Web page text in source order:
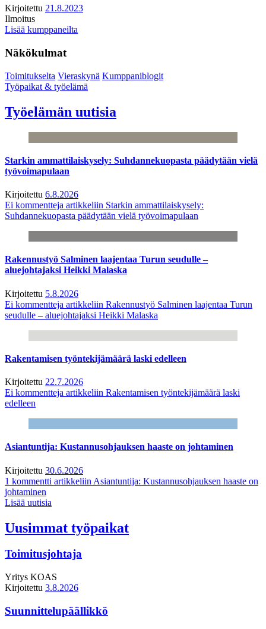
Kirjoitettu 21.8.2023
Ilmoitus
Lisää kumppaneilta
Näkökulmat
Toimitukselta Vieraskynä Kumppaniblogit
Työpaikat & työelämä
Työelämän uutisia
Starkin ammattilaiskysely: Suhdannekuopasta päädytään vielä
työvoimapulaan
Kirjoitettu 6.8.2026
Ei kommentteja artikkeliin Starkin ammattilaiskysely:
Suhdannekuopasta päädytään vielä työvoimapulaan
Rakennustyö Salminen laajentaa Turun seudulle –
aluejohtajaksi Heikki Malaska
Kirjoitettu 5.8.2026
Ei kommentteja artikkeliin Rakennustyö Salminen laajentaa Turun
seudulle – aluejohtajaksi Heikki Malaska
Rakentamisen työntekijämäärä laski edelleen
Kirjoitettu 22.7.2026
Ei kommentteja artikkeliin Rakentamisen työntekijämäärä laski
edelleen
Asiantuntija: Kustannusohjauksen haaste on johtaminen
Kirjoitettu 30.6.2026
1 kommentti artikkeliin Asiantuntija: Kustannusohjauksen haaste on
johtaminen
Lisää uutisia
Uusimmat työpaikat
Toimitusjohtaja
Yritys KOAS
Kirjoitettu 3.8.2026
Suunnittelupäällikkö